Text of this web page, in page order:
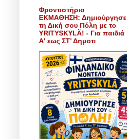
Φροντιστήριο
ΕΚΜΑΘΗΣΗ: Δημιούργησε
τη Δική σου Πόλη με το
YRITYSKYLÄ! - Για παιδιά
Α' εως ΣΤ' Δημοτι